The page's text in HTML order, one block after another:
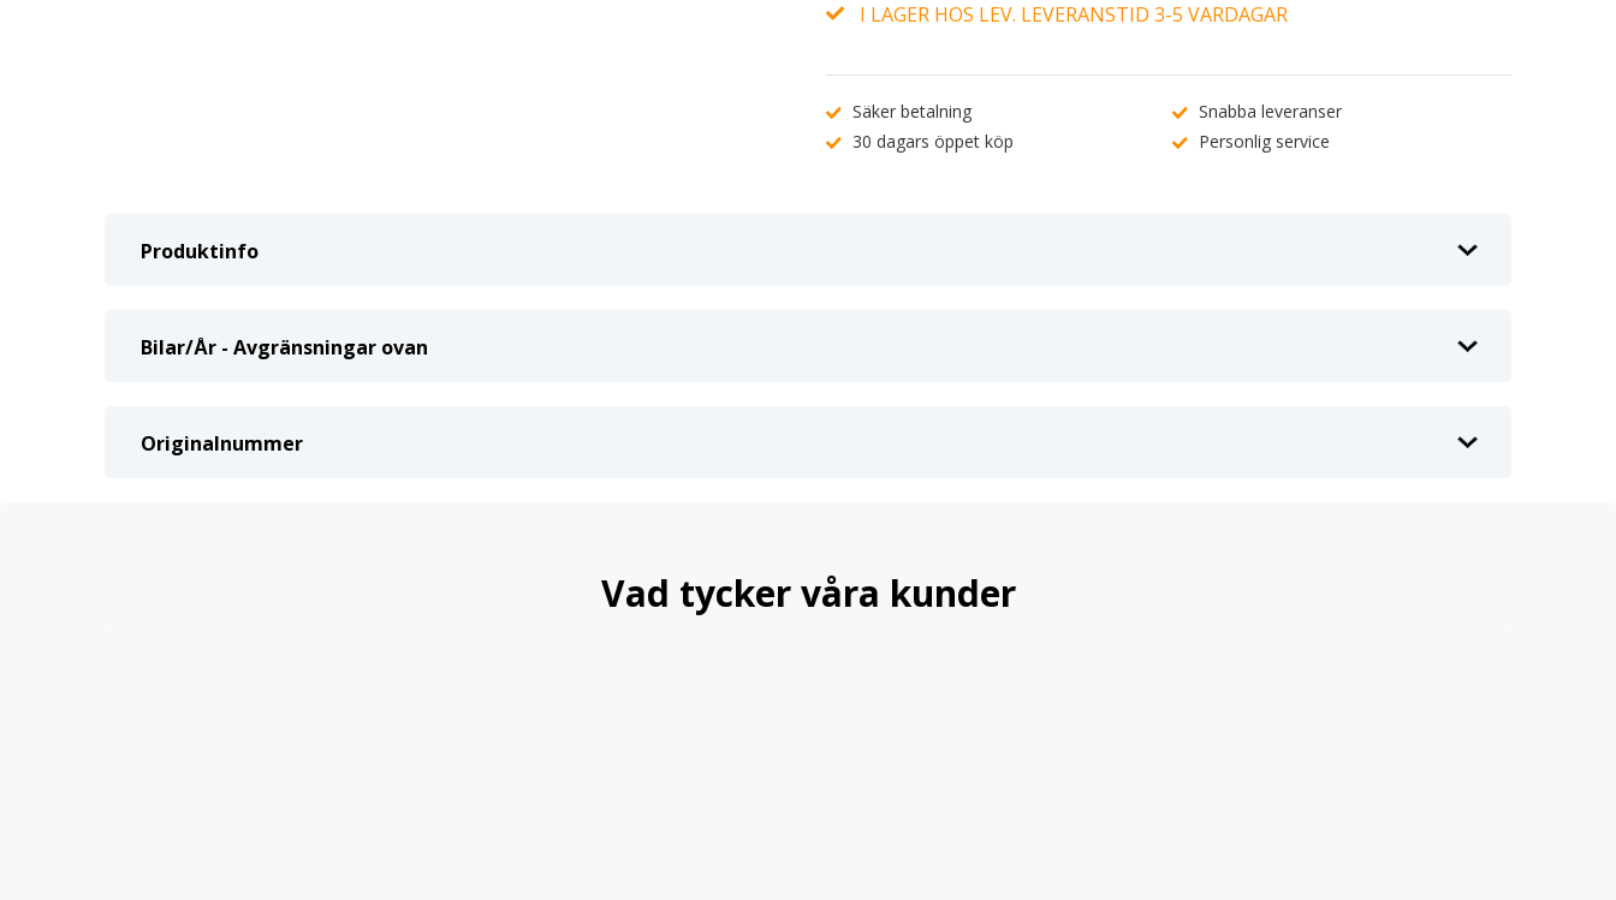
I LAGER HOS LEV. LEVERANSTID 3-5 VARDAGAR
Säker betalning
Snabba leveranser
30 dagars öppet köp
Personlig service
Produktinfo
Bilar/År - Avgränsningar ovan
Originalnummer
Vad tycker våra kunder